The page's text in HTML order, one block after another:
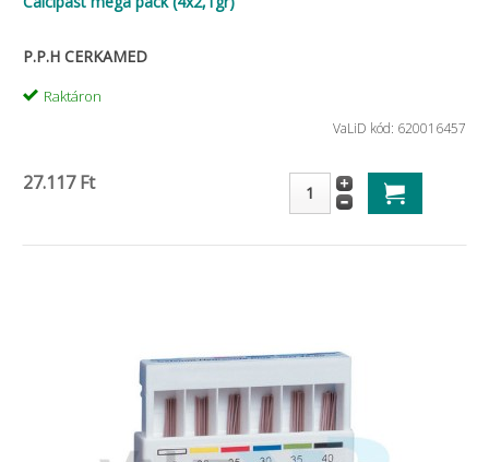
P.P.H CERKAMED
Raktáron
VaLiD kód: 620016457
27.117 Ft